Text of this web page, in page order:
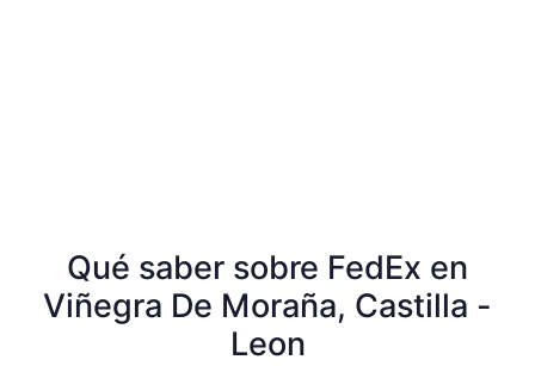
Qué saber sobre FedEx en
Viñegra De Moraña, Castilla -
Leon